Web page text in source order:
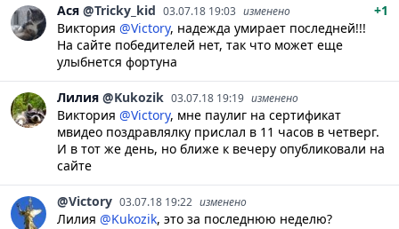
Ася @Tricky_kid 03.07.18 19:03 изменено
+1
Виктория @Victory, надежда умирает последней!!!
На сайте победителей нет, так что может еще
улыбнется фортуна
Лилия @Kukozik 03.07.18 19:19 изменено
Виктория @Victory, мне паулиг на сертификат
мвидео поздравлялку прислал в 11 часов в четверг.
И в тот же день, но ближе к вечеру опубликовали на
сайте
@Victory 03.07.18 19:22 изменено
Лилия @Kukozik, это за последнюю неделю?